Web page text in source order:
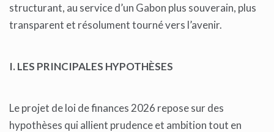
structurant, au service d’un Gabon plus souverain, plus
transparent et résolument tourné vers l’avenir.
I. LES PRINCIPALES HYPOTHÈSES
Le projet de loi de finances 2026 repose sur des
hypothèses qui allient prudence et ambition tout en